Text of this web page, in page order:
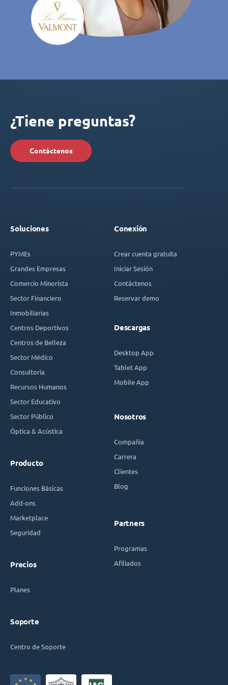
¿Tiene preguntas?
Contáctenos
Soluciones
PYMEs
Grandes Empresas
Comercio Minorista
Sector Financiero
Inmobiliarias
Centros Deportivos
Centros de Belleza
Sector Médico
Consultoría
Recursos Humanos
Sector Educativo
Sector Público
Óptica & Acústica
Producto
Funciones Básicas
Add-ons
Marketplace
Seguridad
Precios
Planes
Soporte
Centro de Soporte
Conexión
Crear cuenta gratuita
Iniciar Sesión
Contáctenos
Reservar demo
Descargas
Desktop App
Tablet App
Mobile App
Nosotros
Compañía
Carrera
Clientes
Blog
Partners
Programas
Afiliados